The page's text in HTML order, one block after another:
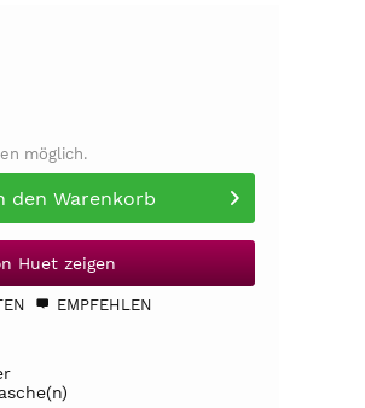
möglich.
den Warenkorb
Huet zeigen
EMPFEHLEN